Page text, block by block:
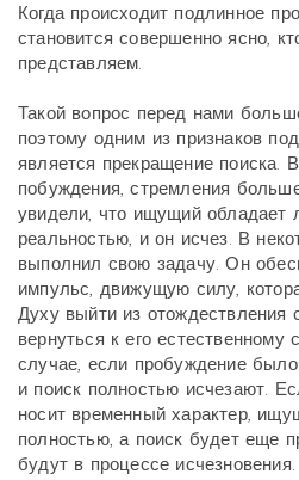
Когда происходит подлинное
становится совершенно ясно,
представляем.
Такой вопрос перед нами
поэтому одним из признаков
является прекращение поиска.
побуждения, стремления
увидели, что ищущий обладает
реальностью, и он исчез. В
выполнил свою задачу. Он
импульс, движущую силу,
Духу выйти из отождествления
вернуться к его
случае, если пробуждение
и поиск полностью исчезают.
носит временный характер,
полностью, а поиск будет еще
будут в процессе исчезновения.